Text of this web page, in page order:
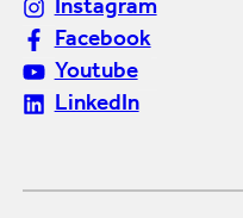
Instagram
Facebook
Youtube
LinkedIn